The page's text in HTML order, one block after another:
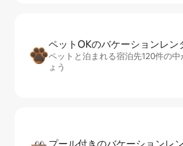
ペットOKのバ⁠ケ⁠ー⁠シ⁠ョ⁠ンレ⁠ン⁠
ペットと泊まれる宿泊先120件の
ょう